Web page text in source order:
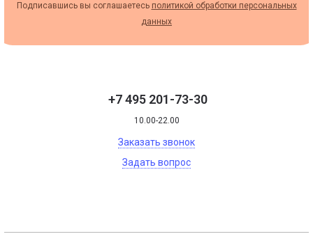
Подписавшись вы соглашаетесь политикой обработки персональных
данных
+7 495 201-73-30
10.00-22.00
Заказать звонок
Задать вопрос